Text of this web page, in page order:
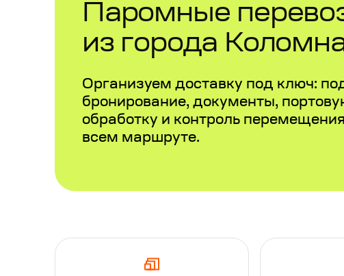
Паромные
из города
Организуем доставку под ключ:
бронирование, документы,
обработку и контроль
всем маршруте.